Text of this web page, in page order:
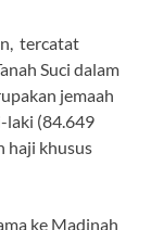
tercatat
Suci dalam
jemaah
laki (84.649
haji khusus
ke Madinah